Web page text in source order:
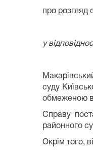
про розгляд
у
суду
обмеженою
Справу
районного
Окрім того,